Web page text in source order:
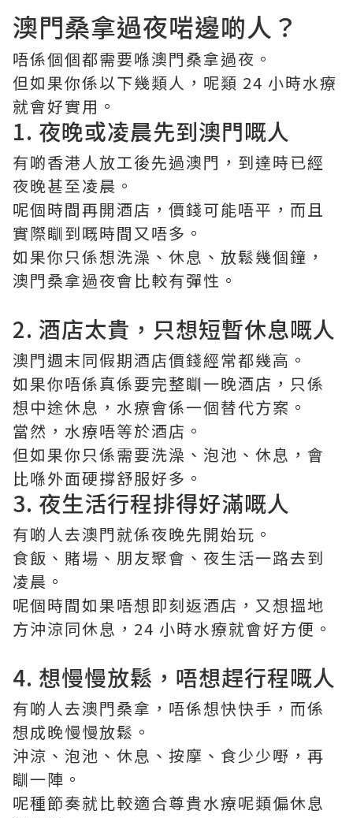
澳門桑拿過夜啱邊啲人？
唔係個個都需要喺澳門桑拿過夜。
但如果你係以下幾類人，呢類 24 小時水療
就會好實用。
1. 夜晚或凌晨先到澳門嘅人
有啲香港人放工後先過澳門，到達時已經
夜晚甚至凌晨。
呢個時間再開酒店，價錢可能唔平，而且
實際瞓到嘅時間又唔多。
如果你只係想洗澡、休息、放鬆幾個鐘，
澳門桑拿過夜會比較有彈性。
2. 酒店太貴，只想短暫休息嘅人
澳門週末同假期酒店價錢經常都幾高。
如果你唔係真係要完整瞓一晚酒店，只係
想中途休息，水療會係一個替代方案。
當然，水療唔等於酒店。
但如果你只係需要洗澡、泡池、休息，會
比喺外面硬撐舒服好多。
3. 夜生活行程排得好滿嘅人
有啲人去澳門就係夜晚先開始玩。
食飯、賭場、朋友聚會、夜生活一路去到
凌晨。
呢個時間如果唔想即刻返酒店，又想搵地
方沖涼同休息，24 小時水療就會好方便。
4. 想慢慢放鬆，唔想趕行程嘅人
有啲人去澳門桑拿，唔係想快快手，而係
想成晚慢慢放鬆。
沖涼、泡池、休息、按摩、食少少嘢，再
瞓一陣。
呢種節奏就比較適合尊貴水療呢類偏休息